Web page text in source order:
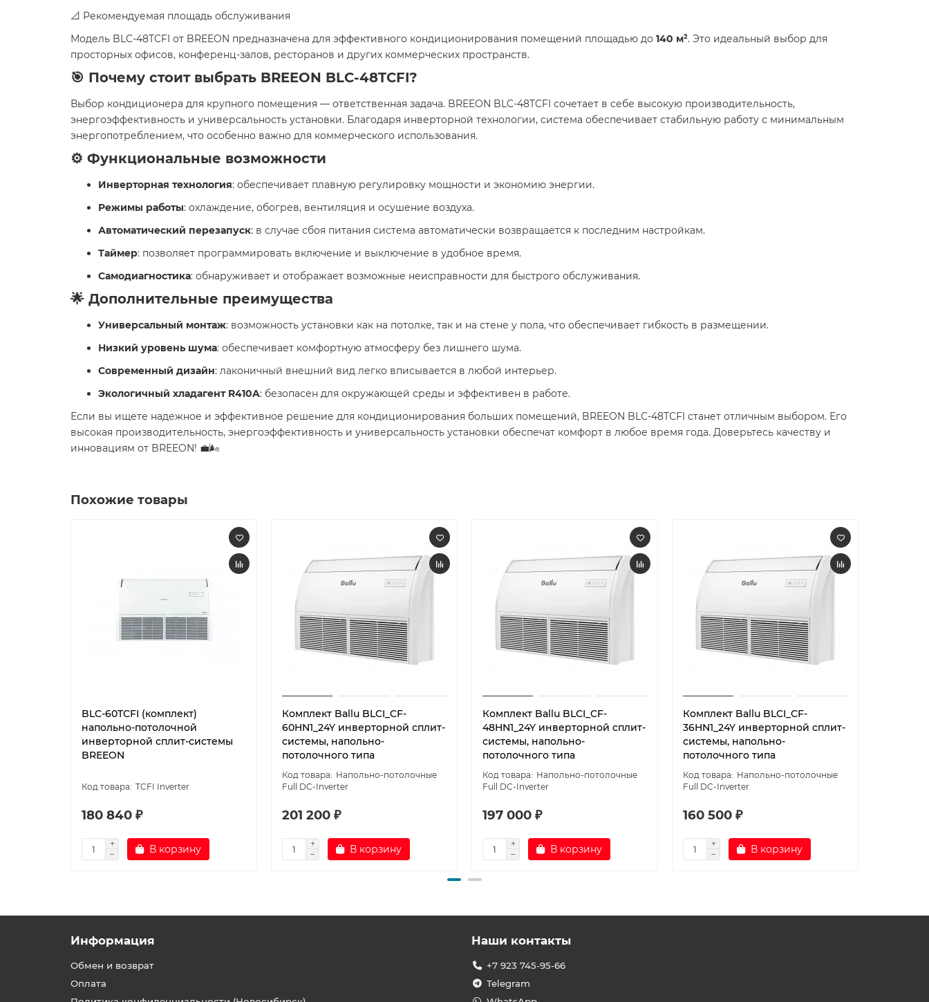
📐 Рекомендуемая площадь обслуживания
Модель BLC-48TCFI от BREEON предназначена для эффективного кондиционирования помещений площадью до 140 м². Это идеальный выбор для
просторных офисов, конференц-залов, ресторанов и других коммерческих пространств.
🎯 Почему стоит выбрать BREEON BLC-48TCFI?
Выбор кондиционера для крупного помещения — ответственная задача. BREEON BLC-48TCFI сочетает в себе высокую производительность,
энергоэффективность и универсальность установки. Благодаря инверторной технологии, система обеспечивает стабильную работу с минимальным
энергопотреблением, что особенно важно для коммерческого использования.
⚙️ Функциональные возможности
Инверторная технология: обеспечивает плавную регулировку мощности и экономию энергии.
Режимы работы: охлаждение, обогрев, вентиляция и осушение воздуха.
Автоматический перезапуск: в случае сбоя питания система автоматически возвращается к последним настройкам.
Таймер: позволяет программировать включение и выключение в удобное время.
Самодиагностика: обнаруживает и отображает возможные неисправности для быстрого обслуживания.
🌟 Дополнительные преимущества
Универсальный монтаж: возможность установки как на потолке, так и на стене у пола, что обеспечивает гибкость в размещении.
Низкий уровень шума: обеспечивает комфортную атмосферу без лишнего шума.
Современный дизайн: лаконичный внешний вид легко вписывается в любой интерьер.
Экологичный хладагент R410A: безопасен для окружающей среды и эффективен в работе.
Если вы ищете надежное и эффективное решение для кондиционирования больших помещений, BREEON BLC-48TCFI станет отличным выбором. Его
высокая производительность, энергоэффективность и универсальность установки обеспечат комфорт в любое время года. Доверьтесь качеству и
инновациям от BREEON! 💼🌬️
Похожие товары
BLC-60TCFI (комплект)
напольно-потолочной
инверторной сплит-системы
BREEON
TCFI Inverter
180 840 ₽
В корзину
Комплект Ballu BLCI_CF-
60HN1_24Y инверторной сплит-
системы, напольно-
потолочного типа
Напольно-потолочные
Full DC-Inverter
201 200 ₽
В корзину
Комплект Ballu BLCI_CF-
48HN1_24Y инверторной сплит-
системы, напольно-
потолочного типа
Напольно-потолочные
Full DC-Inverter
197 000 ₽
В корзину
Комплект Ballu BLCI_CF-
36HN1_24Y инверторной сплит-
системы, напольно-
потолочного типа
Напольно-потолочные
Full DC-Inverter
160 500 ₽
В корзину
Информация
Обмен и возврат
Оплата
Наши контакты
+7 923 745-95-66
Telegram